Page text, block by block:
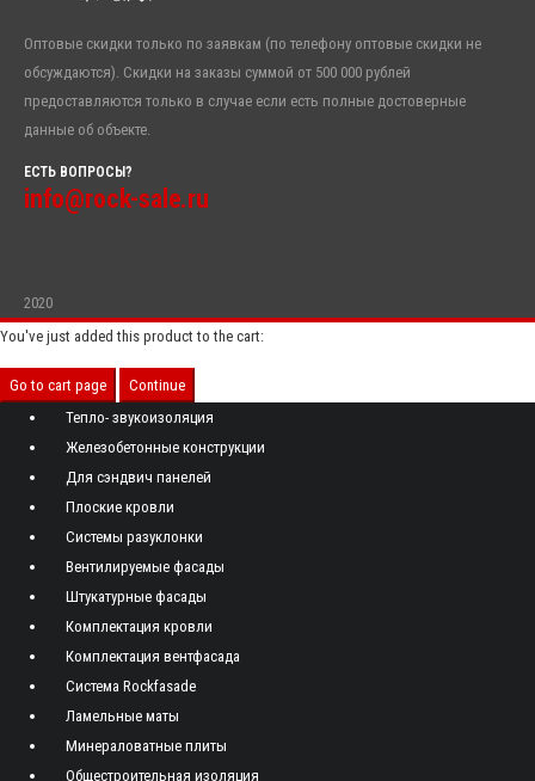
Оптовые скидки только по заявкам (по телефону оптовые скидки не
обсуждаются). Скидки на заказы суммой от 500 000 рублей
предоставляются только в случае если есть полные достоверные
данные об объекте.
ЕСТЬ ВОПРОСЫ?
info@rock-sale.ru
2020
You've just added this product to the cart:
Go to cart page
Continue
Тепло- звукоизоляция
Железобетонные конструкции
Для сэндвич панелей
Плоские кровли
Системы разуклонки
Вентилируемые фасады
Штукатурные фасады
Комплектация кровли
Комплектация вентфасада
Система Rockfasade
Ламельные маты
Минераловатные плиты
Общестроительная изоляция